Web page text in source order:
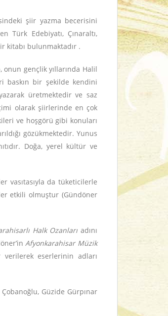
şiir yazma becerisini
Edebiyatı, Çınaraltı,
kitabı bulunmaktadır .
gençlik yıllarında Halil
baskın bir şekilde kendini
üretmektedir ve saz
olarak şiirlerinde en çok
ve hoşgörü gibi konuları
gözükmektedir. Yunus
Doğa, yerel kültür ve
vasıtasıyla da tüketicilerle
etkili olmuştur (Gündöner
Halk Ozanları adını
Afyonkarahisar Müzik
eserlerinin adları
Güzide Gürpınar